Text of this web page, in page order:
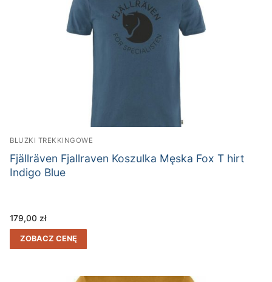
BLUZKI TREKKINGOWE
Fjällräven Fjallraven Koszulka Męska Fox T hirt
Indigo Blue
179,00 zł
ZOBACZ CENĘ